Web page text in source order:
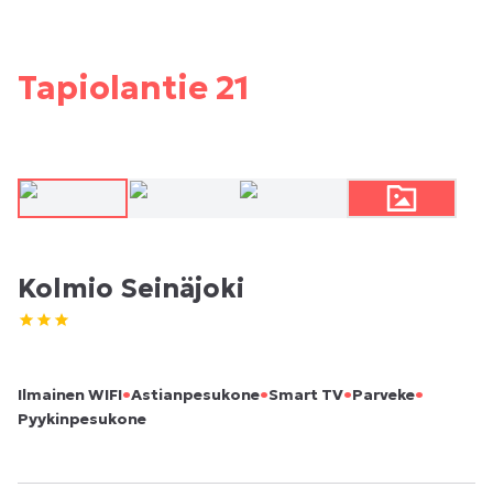
Tapiolantie 21
Kolmio Seinäjoki
Ilmainen WIFI•Astianpesukone•Smart TV•Parveke•
Pyykinpesukone